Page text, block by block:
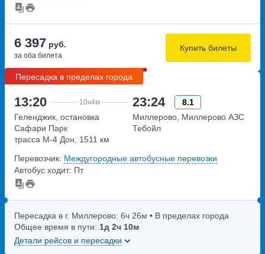
6 397 руб.
за оба билета
Купить билеты
Пересадка в пределах города
13:20 10ч4м
Геленджик, остановка
Сафари Парк
трасса М-4 Дон, 1511 км
23:24
8.1
Миллерово, Миллерово АЗС
Тебойл
Перевозчик: Междугородные автобусные перевозки
Автобус ходит: Пт
Пересадка в г. Миллерово: 6ч 26м • В пределах города
Общее время в пути: 1д 2ч 10м
Детали рейсов и пересадки